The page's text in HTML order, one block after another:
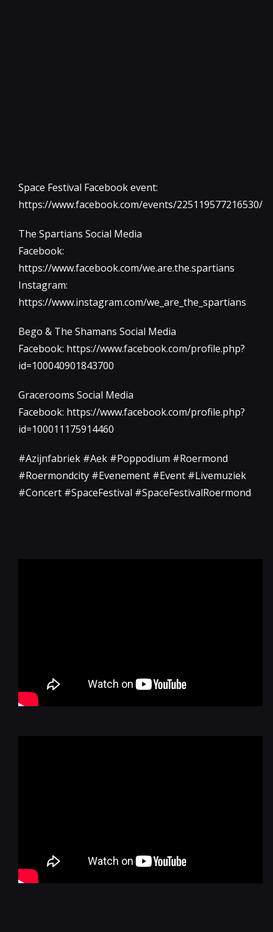
Space Festival Facebook event:
https://www.facebook.com/events/225119577216530/
The Spartians Social Media
Facebook:
https://www.facebook.com/we.are.the.spartians
Instagram:
https://www.instagram.com/we_are_the_spartians
Bego & The Shamans Social Media
Facebook: https://www.facebook.com/profile.php?
id=100040901843700
Gracerooms Social Media
Facebook: https://www.facebook.com/profile.php?
id=100011175914460
#Azijnfabriek #Aek #Poppodium #Roermond
#Roermondcity #Evenement #Event #Livemuziek
#Concert #SpaceFestival #SpaceFestivalRoermond